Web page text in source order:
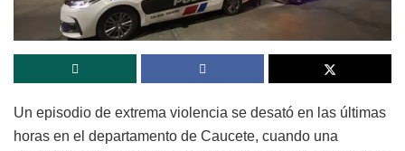
Un episodio de extrema violencia se desató en las últimas
horas en el departamento de Caucete, cuando una